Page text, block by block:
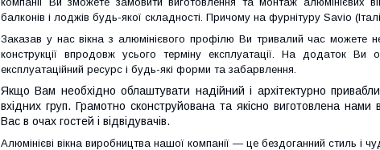
балконів і лоджів будь-якої складності. Причому на фурнітуру Savio
Заказав у насвікна з алюмінієвого профілю Ви тривалий час можете
конструкції впродовж усього терміну експлуатації. На додаток Ви
експлуатаційний ресурс і будь-які форми та забарвлення.
Якщо Вам необхідно облаштувати надійний і архітектурно
вхідних груп. Грамотно сконструйована та якісно виготовлена
Вас в очах гостей і відвідувачів.
Алюмінієві вікна виробництва нашої компанії — це бездоганний стиль і